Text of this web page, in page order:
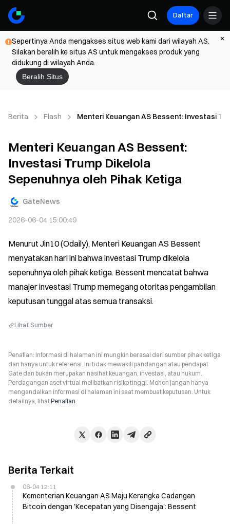
Daftar
Sepertinya Anda mengakses situs web kami dari wilayah AS.
Silakan beralih ke situs AS untuk mengakses produk yang
didukung di wilayah Anda.
Beralih Situs
Berita Flash Menteri Keuangan AS Bessent: Investasi
Menteri Keuangan AS Bessent:
Investasi Trump Dikelola
Sepenuhnya oleh Pihak Ketiga
GateNews
2026-06-04 15:00:49
Menurut Jin10 (Odaily), Menteri Keuangan AS Bessent
menyatakan hari ini bahwa investasi Trump dikelola
sepenuhnya oleh pihak ketiga. Bessent mencatat bahwa
manajer investasi Trump memegang otoritas pengambilan
keputusan tunggal atas semua transaksi.
Lihat Sumber
Penafian: Informasi di halaman ini mungkin berasal dari sumber pihak ketiga
dan hanya untuk referensi. Ini tidak mewakili pandangan atau pendapat
Gate dan bukan merupakan nasihat keuangan, investasi, atau hukum.
Perdagangan aset virtual melibatkan risiko tinggi. Mohon jangan hanya
mengandalkan informasi di halaman ini saat membuat keputusan. Untuk
detailnya, lihatPenafian.
Berita Terkait
06-04 12:11
Kementerian Keuangan AS Maju Kerangka Cadangan
Bitcoin dengan 'Kecepatan yang Disengaja': Bessent